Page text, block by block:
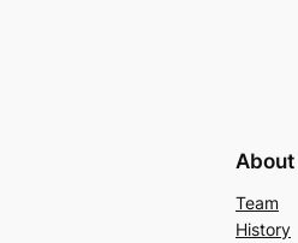
About
Team
History